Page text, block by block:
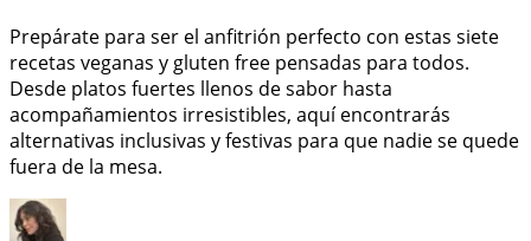
Prepárate para ser el anfitrión perfecto con estas siete
recetas veganas y gluten free pensadas para todos.
Desde platos fuertes llenos de sabor hasta
acompañamientos irresistibles, aquí encontrarás
alternativas inclusivas y festivas para que nadie se quede
fuera de la mesa.